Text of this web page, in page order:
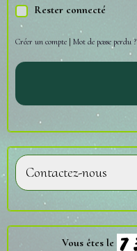
Rester connecté
Créer un compte | Mot de passe perdu ?
Contactez-nous
Vous êtes le